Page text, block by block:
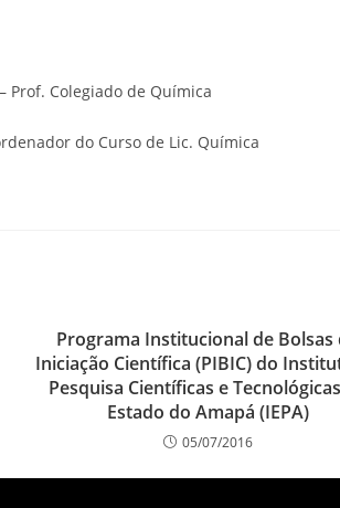
Prof. Colegiado de Química
do Curso de Lic. Química
Programa Institucional de Bolsas
Iniciação Científica (PIBIC) do
Pesquisa Científicas e
Estado do Amapá (IEPA)
05/07/2016